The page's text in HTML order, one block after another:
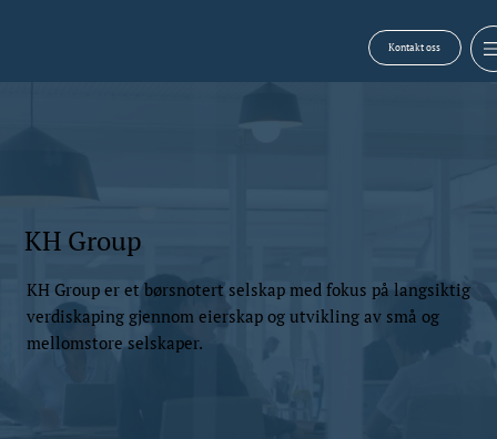
Kontakt oss
KH Group
KH Group er et børsnotert selskap med fokus på langsiktig
verdiskaping gjennom eierskap og utvikling av små og
mellomstore selskaper.